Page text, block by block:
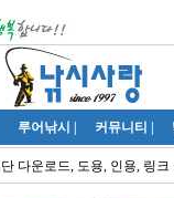
루어낚시 커뮤니티
다운로드, 도용, 인용, 링크